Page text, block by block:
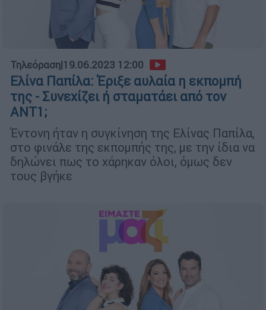
Τηλεόραση|19.06.2023 12:00
Ελίνα Παπίλα: Έριξε αυλαία η εκπομπή
της - Συνεχίζει ή σταματάει από τον
ΑΝΤ1;
Έντονη ήταν η συγκίνηση της Ελίνας Παπίλα,
στο φινάλε της εκπομπής της, με την ίδια να
δηλώνει πως το χάρηκαν όλοι, όμως δεν
τους βγήκε